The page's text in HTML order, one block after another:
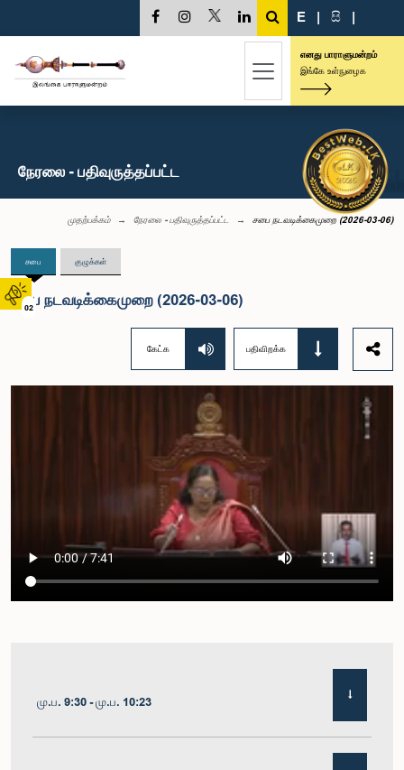
02
E | සි |
எனது பாராளுமன்றம்
இங்கே உள்நுழைக
நேரலை - பதிவுருத்தப்பட்ட
முதற்பக்கம் நேரலை - பதிவுருத்தப்பட்ட சபை நடவடிக்கைமுறை (2026-03-06)
சபை குழுக்கள்
சபை நடவடிக்கைமுறை (2026-03-06)
கேட்க பதிவிறக்க
மு.ப. 9:30 - மு.ப. 10:23